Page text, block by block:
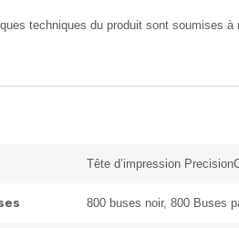
techniques du produit sont soumises
Tête d’impression
800 buses noir, 800 Buses